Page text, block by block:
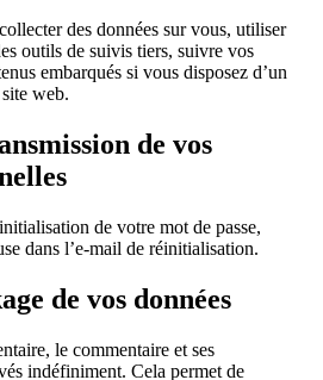
des données sur vous, utiliser
outils de suivis tiers, suivre vos
embarqués si vous disposez d’un
web.
de vos
de votre mot de passe,
dans l’e-mail de réinitialisation.
de vos données
le commentaire et ses
indéfiniment. Cela permet de